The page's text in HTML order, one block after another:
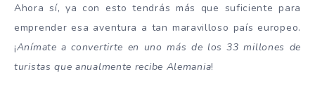
Ahora sí, ya con esto tendrás más que suficiente para
emprender esa aventura a tan maravilloso país europeo.
¡Anímate a convertirte en uno más de los 33 millones de
turistas que anualmente recibe Alemania!